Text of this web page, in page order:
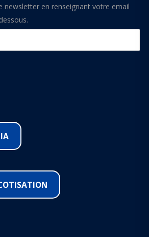
newsletter en renseignant votre email